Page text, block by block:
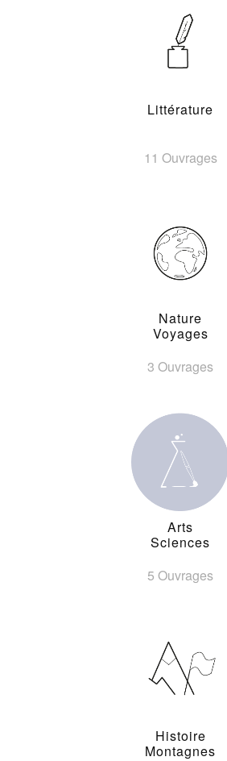
Littérature
11 Ouvrages
Nature
Voyages
3 Ouvrages
Arts
Sciences
5 Ouvrages
Histoire
Montagnes